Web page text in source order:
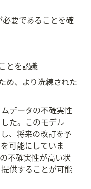
要であることを確
とを認識
め、より洗練された
データの不確実性
た。このモデル
、将来の改訂を予
可能にしていま
不確実性が高い状
供することが可能